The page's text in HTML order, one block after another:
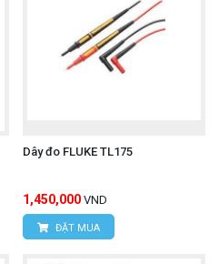
Dây đo FLUKE TL175
1,450,000 VND
ĐẶT MUA